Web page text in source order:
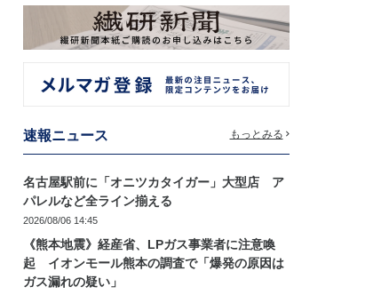
速報ニュース もっとみる
名古屋駅前に「オニツカタイガー」大型店 ア
パレルなど全ライン揃える
2026/08/06 14:45
《熊本地震》経産省、LPガス事業者に注意喚
起 イオンモール熊本の調査で「爆発の原因は
ガス漏れの疑い」